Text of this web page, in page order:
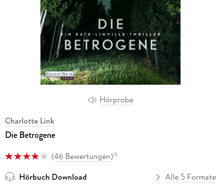
Hörprobe
Charlotte Link
Die Betrogene
(46 Bewertungen)15
Hörbuch Download Alle 5 Formate